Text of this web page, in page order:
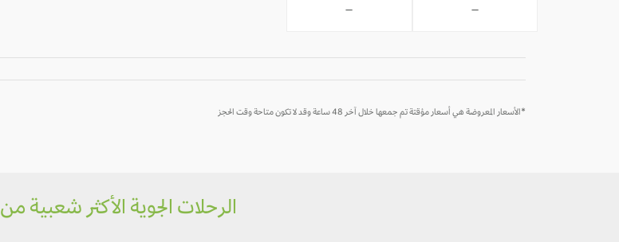
-
-
*الأسعار المعروضة هي أسعار مؤقتة تم جمعها خلال آخر 48 ساعة وقد لا تكون متاحة وقت الحجز
الرحلات الجوية الأكثر شعبية من Kuwait